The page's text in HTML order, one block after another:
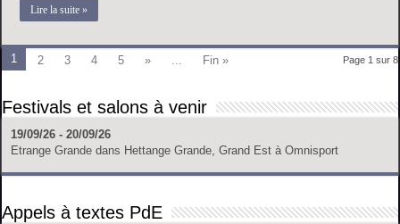
Lire la suite »
Page 1 sur 8
1 2 3 4 5 » ... Fin »
Festivals et salons à venir
19/09/26 - 20/09/26
Etrange Grande dans Hettange Grande, Grand Est à Omnisport
Appels à textes PdE